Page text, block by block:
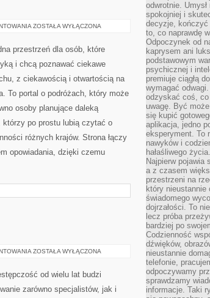
GRECJA
ZOSTAŁA WYŁĄCZONA
przestrzeń dla osób, które
i chcą poznawać ciekawe
z ciekawością i otwartością na
To portal o podróżach, który może
osoby planujące daleką
którzy po prostu lubią czytać o
różnych krajów. Strona łączy
opowiadania, dzięki czemu
PODZIEMIE
ZOSTAŁA WYŁĄCZONA
od wielu lat budzi
zarówno specjalistów, jak i
odwrotnie.
spokojniej i
decyzje, kończyć
to, co naprawdę
Odpoczynek od
kaprysem ani
podstawowym
psychicznej i
premiuje ciągłą
wymagać
odzyskać coś, co
uwagę. Być
się kupić
aplikacja, jedno
eksperyment. To
nawyków i
hałaśliwego
Najpierw pojawia
a z czasem
przestrzeni na
który
świadomego
dojrzałości. To
lecz próba
bardziej po
Codzienność
dźwięków,
nieustannie
telefonie,
odpoczywamy
sprawdzamy
informacje. Taki